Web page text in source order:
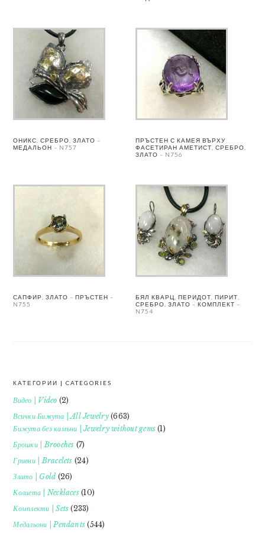
ОНИКС, СРЕБРО, ЗЛАТО –
МЕДАЛЬОН – N757
ПРЪСТЕН С КАМЕЯ ВЪРХУ
ФАСЕТИРАН АМЕТИСТ, СРЕБРО,
ЗЛАТО – N756
САПФИР, ЗЛАТО – ПРЪСТЕН –
N755
БЯЛ КВАРЦ, ПЕРИДОТ, ПИРИТ,
СРЕБРО, ЗЛАТО – КОМПЛЕКТ –
N754
FOOTER
КАТЕГОРИИ | CATEGORIES
Видео | Video (2)
Всички Бижута | All Jewelry(663)
Бижута без камъни | Jewelry without gems (1)
Брошки | Brooches (7)
Гривни | Bracelets (24)
Злато | Gold (26)
Колиета | Necklaces(10)
Комплекти | Sets (233)
Медальони | Pendants (544)